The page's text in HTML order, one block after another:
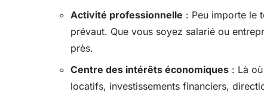
Activité professionnelle : Peu importe le
prévaut. Que vous soyez salarié ou
près.
Centre des intérêts économiques : Là
locatifs, investissements financiers,